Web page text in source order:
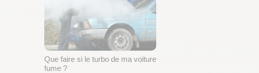
Que faire si le turbo de ma voiture
fume ?